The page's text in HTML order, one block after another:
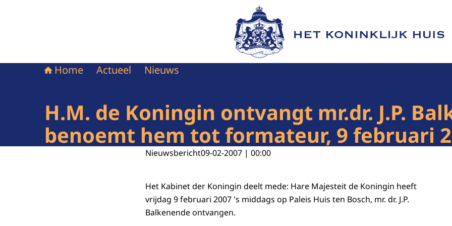
Naar de homepage van Het Koninklijk Huis
Home Actueel Nieuws
H.M. de Koningin ontvangt mr.dr. J.P.
benoemt hem tot formateur, 9 februari
Nieuwsbericht09-02-2007 | 00:00
Het Kabinet der Koningin deelt mede: Hare Majesteit de Koningin heeft
vrijdag 9 februari 2007 's middags op Paleis Huis ten Bosch, mr. dr. J.P.
Balkenende ontvangen.